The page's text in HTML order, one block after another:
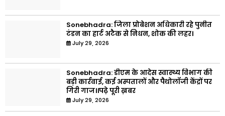
Sonebhadra: जिला प्रोबेशन अधिकारी रहे पुनीत
टंडन का हार्ट अटैक से निधन, शोक की लहर।
July 29, 2026
Sonebhadra: डीएम के आदेस स्वास्थ्य विभाग की
बड़ी कार्रवाई, कई अस्पतालों और पैथोलॉजी केंद्रों पर
गिरी गाज।।पढ़े पूरी ख़बर
July 29, 2026